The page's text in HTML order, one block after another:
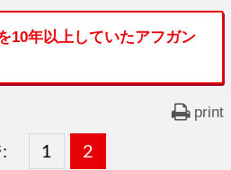
10年以上していたアフガン
print
固
1 ,
固
2